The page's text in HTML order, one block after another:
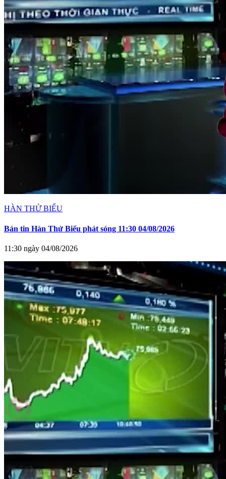
HÀN THỬ BIỂU
Bản tin Hàn Thử Biểu phát sóng 11:30 04/08/2026
11:30 ngày 04/08/2026